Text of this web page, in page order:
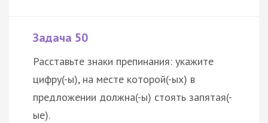
Задача 50
Расставьте знаки препинания: укажите
цифру(-ы), на месте которой(-ых) в
предложении должна(-ы) стоять запятая(-
ые).